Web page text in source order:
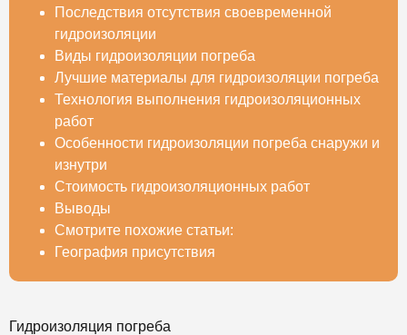
Последствия отсутствия своевременной
гидроизоляции
Виды гидроизоляции погреба
Лучшие материалы для гидроизоляции погреба
Технология выполнения гидроизоляционных
работ
Особенности гидроизоляции погреба снаружи и
изнутри
Стоимость гидроизоляционных работ
Выводы
Смотрите похожие статьи:
География присутствия
Гидроизоляция погреба